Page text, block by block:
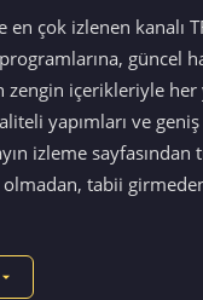
çok izlenen kanalı
güncel
zengin içerikleriyle
yapımları ve geniş
izleme
tabii